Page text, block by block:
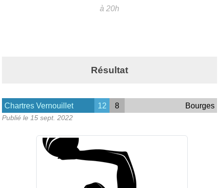
à 20h
Résultat
Chartres Vernouillet 12 8 Bourges
Publié le 15 sept. 2022